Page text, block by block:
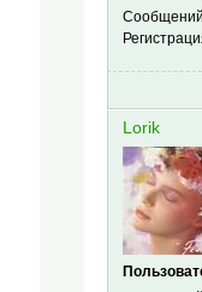
Lorik